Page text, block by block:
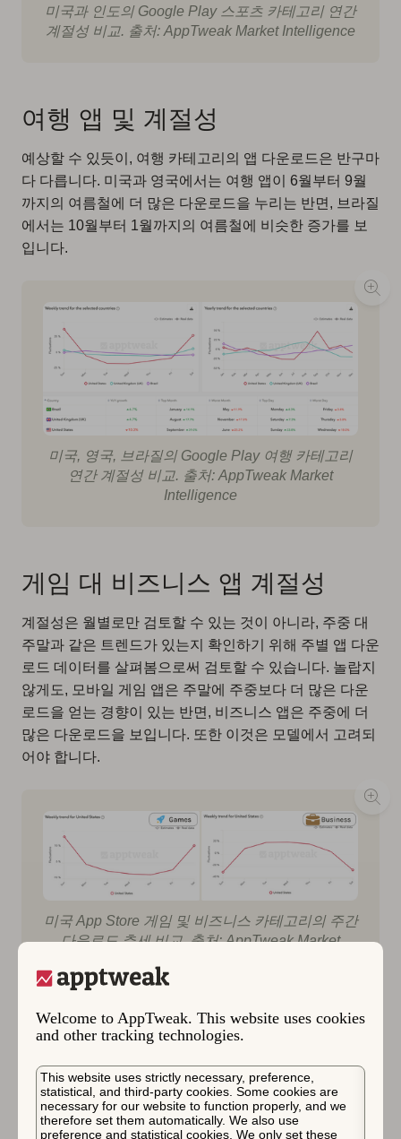
Welcome to AppTweak. This website uses cookies
and other tracking technologies.
This website uses strictly necessary, preference,
statistical, and third-party cookies. Some cookies are
necessary for our website to function properly, and we
therefore set them automatically. We also use
preference and statistical cookies. We only set these
미국과 인도의 Google Play 스포츠 카테고리 연간
계절성 비교. 출처: AppTweak Market Intelligence
여행 앱 및 계절성
예상할 수 있듯이, 여행 카테고리의 앱 다운로드은 반구마
다 다릅니다. 미국과 영국에서는 여행 앱이 6월부터 9월
까지의 여름철에 더 많은 다운로드을 누리는 반면, 브라질
에서는 10월부터 1월까지의 여름철에 비슷한 증가를 보
입니다.
미국, 영국, 브라질의 Google Play 여행 카테고리
연간 계절성 비교. 출처: AppTweak Market
Intelligence
게임 대 비즈니스 앱 계절성
계절성은 월별로만 검토할 수 있는 것이 아니라, 주중 대
주말과 같은 트렌드가 있는지 확인하기 위해 주별 앱 다운
로드 데이터를 살펴봄으로써 검토할 수 있습니다. 놀랍지
않게도, 모바일 게임 앱은 주말에 주중보다 더 많은 다운
로드을 얻는 경향이 있는 반면, 비즈니스 앱은 주중에 더
많은 다운로드을 보입니다. 또한 이것은 모델에서 고려되
어야 합니다.
미국 App Store 게임 및 비즈니스 카테고리의 주간
다운로드 추세 비교. 출처: AppTweak Market
스포츠 대 건강 & 피트니스 앱
계절성
이러한 주간 트렌드를 보이는 다른 카테고리에는 스포츠